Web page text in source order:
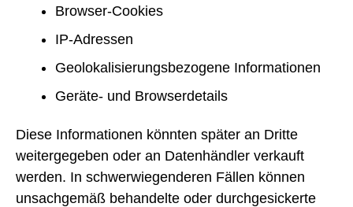
Browser-Cookies
IP-Adressen
Geolokalisierungsbezogene Informationen
Geräte- und Browserdetails
Diese Informationen könnten später an Dritte
weitergegeben oder an Datenhändler verkauft
werden. In schwerwiegenderen Fällen können
unsachgemäß behandelte oder durchgesickerte